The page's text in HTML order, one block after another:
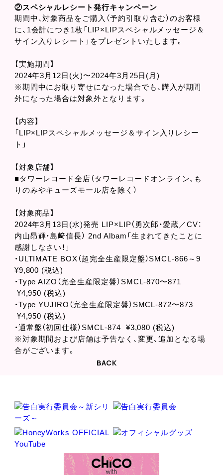
②スペシャルレシート発行キャンペーン
期間中、対象商品をご購入（予約引取り含む）のお客様
に、1会計につき1枚「LIP×LIPスペシャルメッセージ＆
サイン入りレシート」をプレゼントいたします。
【実施期間】
2024年3月12日(火)〜2024年3月25日(月)
※期間中にお取り寄せになった場合でも、購入が期間
外になった場合は対象外となります。
【内容】
「LIP×LIPスペシャルメッセージ＆サイン入りレシー
ト」
【対象店舗】
■タワーレコード全店（タワーレコードオンライン、も
りのみやキューズモール店を除く）
【対象商品】
2024年3月13日(水)発売 LIP×LIP（勇次郎・愛蔵／CV：
内山昂輝・島﨑信長） 2nd Albam「生まれてきたことに
感謝しなさい！」
・ULTIMATE BOX（超完全生産限定盤）SMCL-866～9
¥9,800 (税込)
・Type AIZO（完全生産限定盤）SMCL-870〜871
¥4,950 (税込)
・Type YUJIRO（完全生産限定盤）SMCL-872〜873
¥4,950 (税込)
・通常盤（初回仕様）SMCL-874 ¥3,080 (税込)
※対象期間および店舗は予告なく、変更、追加となる場
合がございます。
BACK